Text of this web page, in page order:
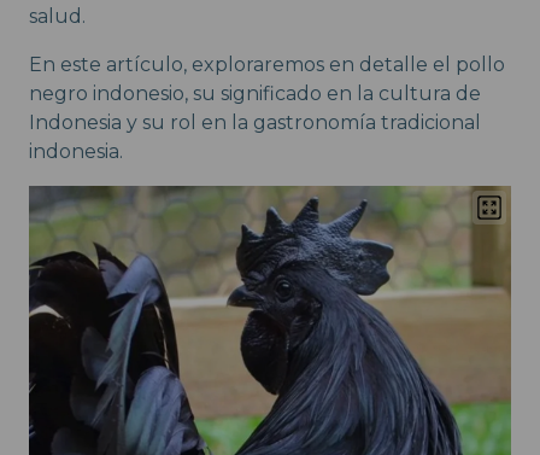
salud.
En este artículo, exploraremos en detalle el pollo
negro indonesio, su significado en la cultura de
Indonesia y su rol en la gastronomía tradicional
indonesia.